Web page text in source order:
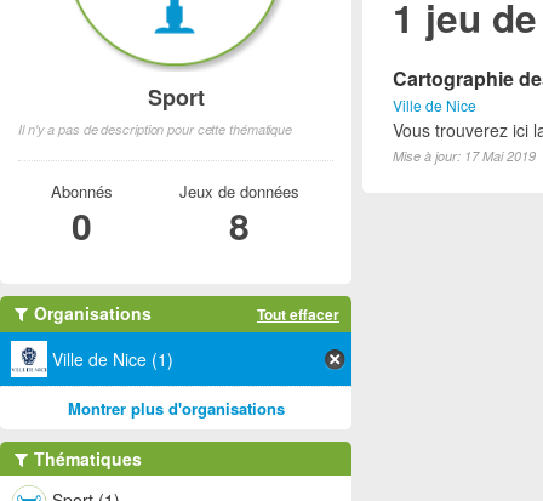
1 jeu
Cartographie
Ville de Nice
Vous trouverez ici
Mise à jour: 17 Mai 2019
Sport
Il n'y a pas de description pour cette thématique
Abonnés
0
Jeux de données
8
Organisations Tout effacer
Ville de Nice (1)
Montrer plus d'organisations
Thématiques